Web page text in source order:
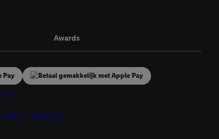
Awards
vergelijkbare
Meer informatie,
moment in te
voor meer informatie